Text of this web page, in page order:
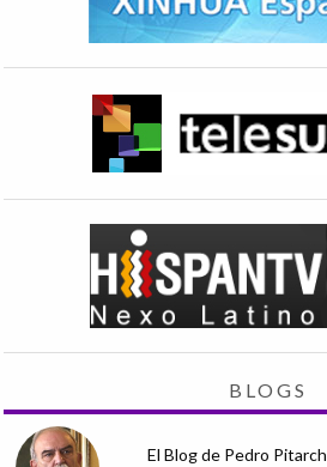
BLOGS
El Blog de Pedro Pitarch